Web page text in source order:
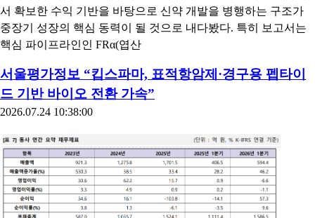
서 확보한 수익 기반을 바탕으로 신약 개발을 병행하는 구조가
중장기 성장의 핵심 동력이 될 것으로 내다봤다. 특히 보고서는
핵심 파이프라인인 FRα(엽산
서울평가정보 “킵스파마, 표적항암제·경구용 펩타이
드 기반 바이오 전환 가속”
2026.07.24 10:38:00